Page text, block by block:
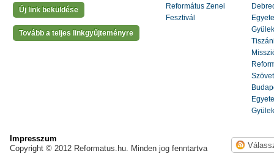
Új link beküldése
Tovább a teljes linkgyűjteményre
Református Zenei
Fesztivál
Impresszum
Copyright © 2012 Reformatus.hu. Minden jog fenntartva